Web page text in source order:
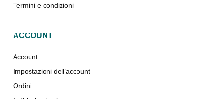
Termini e condizioni
ACCOUNT
Account
Impostazioni dell’account
Ordini